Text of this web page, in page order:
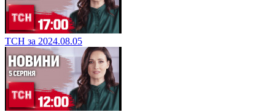
ТСН за 2024.08.05